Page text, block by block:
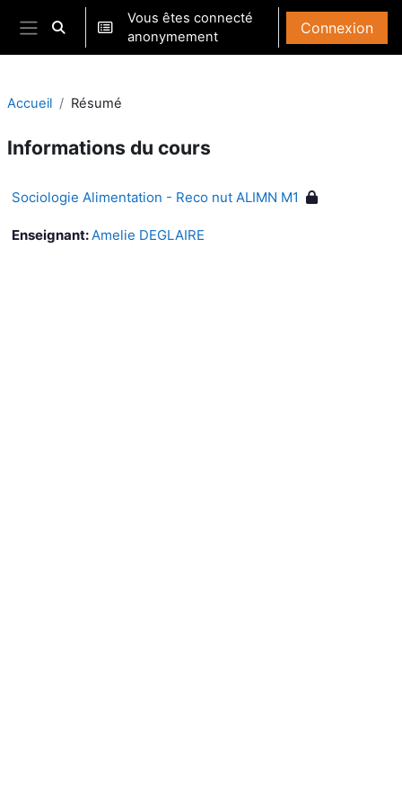
Passer au contenu principal
Panneau latéral
Activer/désactiver la saisie de recherche
Vous êtes connecté
anonymement
Connexion
Accueil Résumé
Informations du cours
Sociologie Alimentation - Reco nut ALIMN M1
Enseignant: Amelie DEGLAIRE